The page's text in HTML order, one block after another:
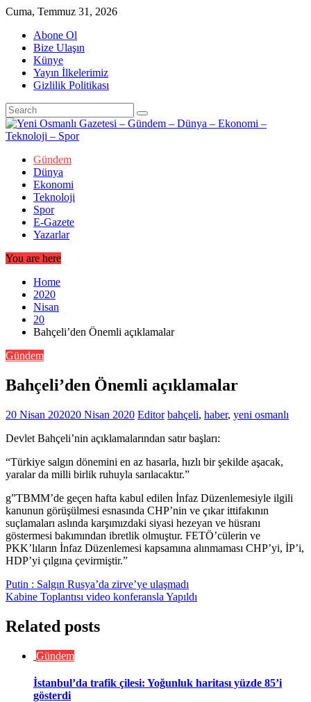
Skip
content
Cuma, Temmuz 31, 2026
Abone Ol
Bize Ulaşın
Künye
Yayın İlkelerimiz
Gizlilik Politikası
Gündem
Dünya
Ekonomi
Teknoloji
Spor
E-Gazete
Yazarlar
You are here
Home
2020
Nisan
20
Bahçeli’den Önemli açıklamalar
Gündem
Bahçeli’den Önemli açıklamalar
20 Nisan 202020 Nisan 2020 Editor bahçeli, haber, yeni osmanlı
Devlet Bahçeli’nin açıklamalarından satır başları:
“Türkiye salgın dönemini en az hasarla, hızlı bir şekilde aşacak,
yaralar da milli birlik ruhuyla sarılacaktır.”
g”TBMM’de geçen hafta kabul edilen İnfaz Düzenlemesiyle ilgili
kanunun görüşülmesi esnasında CHP’nin ve çıkar ittifakının
suçlamaları aslında karşımızdaki siyasi hezeyan ve hüsranı
göstermesi bakımından ibretlik olmuştur. FETÖ’cülerin ve
PKK’lıların İnfaz Düzenlemesi kapsamına alınmaması CHP’yi, İP’i,
HDP’yi çılgına çevirmiştir.”
Yazı
gezinmesi
Putin : Salgın Rusya’da zirve’ye ulaşmadı
Kabine Toplantısı video konferansla Yapıldı
Related posts
Gündem
İstanbul’da trafik çilesi: Yoğunluk haritası yüzde 85’i
gösterdi